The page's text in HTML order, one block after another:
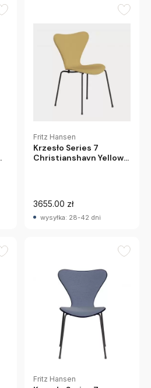
Fritz Hansen
Krzesło Series 7
Christianshavn Yellow
3655.00 zł
wysyłka: 28-42 dni
Fritz Hansen